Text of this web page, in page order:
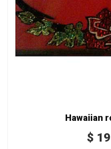
Hawaiian
$